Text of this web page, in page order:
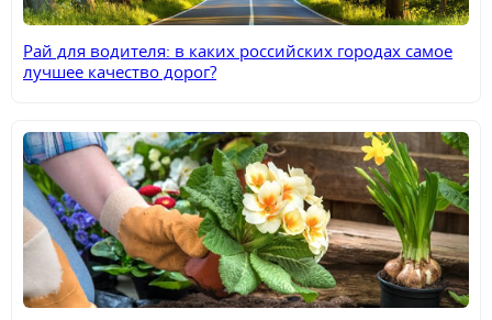
Рай для водителя: в каких российских городах самое
лучшее качество дорог?